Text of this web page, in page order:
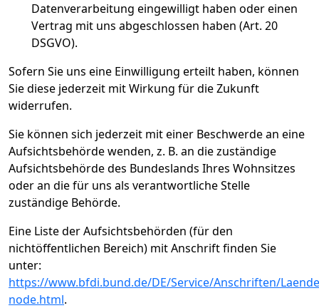
Datenverarbeitung eingewilligt haben oder einen
Vertrag mit uns abgeschlossen haben (Art. 20
DSGVO).
Sofern Sie uns eine Einwilligung erteilt haben, können
Sie diese jederzeit mit Wirkung für die Zukunft
widerrufen.
Sie können sich jederzeit mit einer Beschwerde an eine
Aufsichtsbehörde wenden, z. B. an die zuständige
Aufsichtsbehörde des Bundeslands Ihres Wohnsitzes
oder an die für uns als verantwortliche Stelle
zuständige Behörde.
Eine Liste der Aufsichtsbehörden (für den
nichtöffentlichen Bereich) mit Anschrift finden Sie
unter:
https://www.bfdi.bund.de/DE/Service/Anschriften/
node.html.